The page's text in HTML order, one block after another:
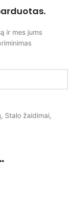
ir mes jums
, Stalo žaidimai,